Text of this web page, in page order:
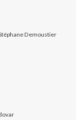
Demoustier